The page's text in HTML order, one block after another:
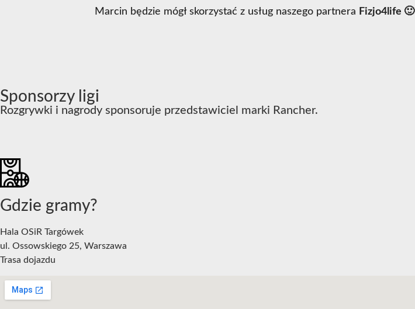
Marcin będzie mógł skorzystać z usług naszego partnera Fizjo4life 🙂
Sponsorzy ligi
Rozgrywki i nagrody sponsoruje przedstawiciel marki Rancher.
Gdzie gramy?
Hala OSiR Targówek
ul. Ossowskiego 25, Warszawa
Trasa dojazdu